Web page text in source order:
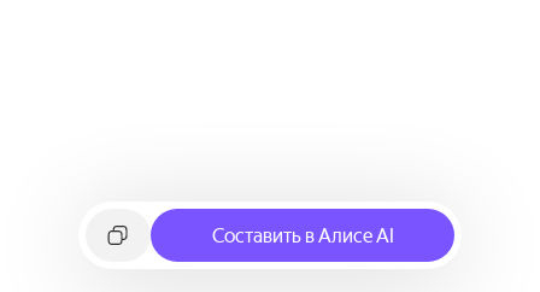
Составить в Алисе AI